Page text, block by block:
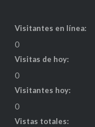
Visitantes en línea:
0
Visitas de hoy:
0
Visitantes hoy:
0
Vistas totales: